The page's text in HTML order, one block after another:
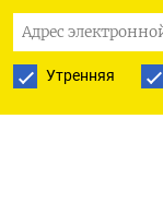
Утренняя
баррель,
$1–$3 за